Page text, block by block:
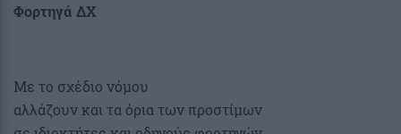
Φορτηγά ΔΧ
Με το σχέδιο νόμου
αλλάζουν και τα όρια των προστίμων